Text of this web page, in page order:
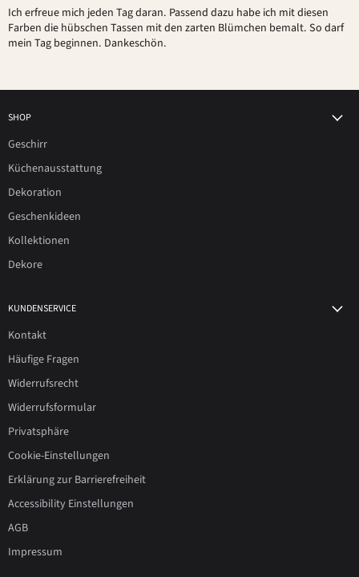
Ich erfreue mich jeden Tag daran. Passend dazu habe ich mit diesen
Farben die hübschen Tassen mit den zarten Blümchen bemalt. So darf
mein Tag beginnen. Dankeschön.
SHOP
Geschirr
Küchenausstattung
Dekoration
Geschenkideen
Kollektionen
Dekore
KUNDENSERVICE
Kontakt
Häufige Fragen
Widerrufsrecht
Widerrufsformular
Privatsphäre
Cookie-Einstellungen
Erklärung zur Barrierefreiheit
Accessibility Einstellungen
AGB
Impressum